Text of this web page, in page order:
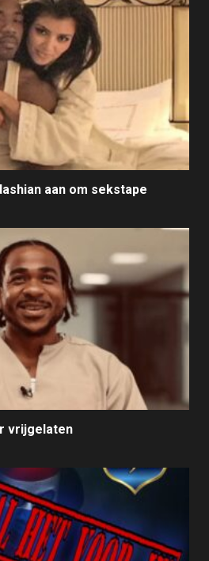
aan om sekstape
vrijgelaten